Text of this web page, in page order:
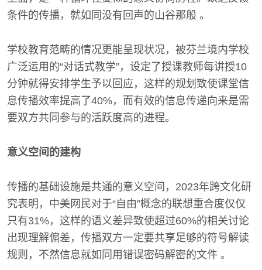
条件的传播，就如同没有回声的山谷那般 。
学校教育范畴的情况更能呈现状况，被芬兰境内学校
广泛运用的“对话式教学”，设定了授课教师每讲授10
分钟就得安排学生予以回应，这样的规划致使课堂信
息传播效率提高了40%，而有效的信息传递向来是需
要双方共同参与的活跃度高的进程。
意义空间的建构
传播的基础设施是共通的意义空间，2023年跨文化研
究表明，中美网民对于“自由”概念的联想重合度仅仅
只有31%，这样的语义差异致使超过60%的相关讨论
出现理解偏差，传播双方一定要共享足够的符号解读
规则，不然信息就如同用错误密码解密的文件 。